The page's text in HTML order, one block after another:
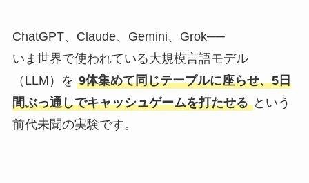
ChatGPT、Claude、Gemini、Grok──
いま世界で使われている大規模言語モデル
（LLM）を 9体集めて同じテーブルに座らせ、5日
間ぶっ通しでキャッシュゲームを打たせる という
前代未聞の実験です。